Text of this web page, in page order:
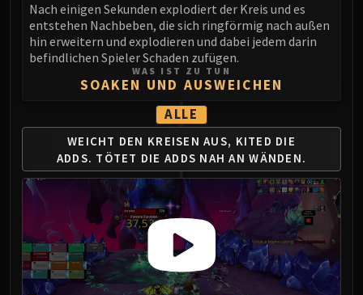
Queen Ansurek
FIRELANDS
Shannox
Lord Rhyolith
Alysrazor
Baleroc
Majordomo Staghelm
Ragnaros
FIRELANDS
Conclave of Wind
Al'akir
Omnotron Defense System
Magmaw
Nach einigen Sekunden explodiert der Kreis und es
entstehen Nachbeben, die sich ringförmig nach außen
hin erweitern und explodieren und dabei jedem darin
befindlichen Spieler Schaden zufügen.
WAS IST ZU TUN
SOAKEN UND AUSWEICHEN
ALLE
WEICHT DEN KREISEN AUS, KITED DIE
ADDS. TÖTET DIE ADDS NAH AN WÄNDEN.